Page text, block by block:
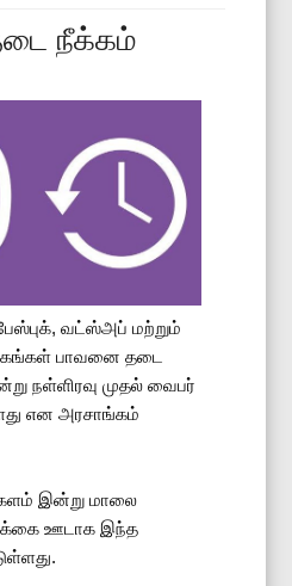
நீக்கம்
வட்ஸ்அப் மற்றும்
பாவனை தடை
நள்ளிரவு முதல் வைபர்
என அரசாங்கம்
இன்று மாலை
ஊடாக இந்த